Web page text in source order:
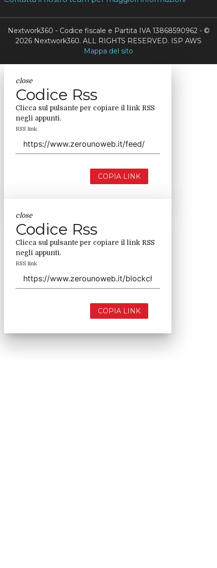
Nextwork360 - Codice fiscale e Partita IVA 13868590962 - ©
2026 Nextwork360. ALL RIGHTS RESERVED. ISP AWS
Mappa del sito
close
Codice Rss
Clicca sul pulsante per copiare il link RSS
negli appunti.
RSS link
COPIA LINK
close
Codice Rss
Clicca sul pulsante per copiare il link RSS
negli appunti.
RSS link
COPIA LINK